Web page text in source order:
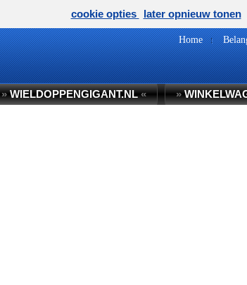
Home
»WIELDOPPENGIGANT.NL« »
cookie opties later opnieuw tonen